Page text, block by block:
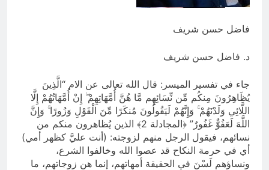
مجلس عزاء حسيني (البصيرة فيفاضل حسن شريف
د. فاضل حسن شريف
جاء في تفسير الميسر: قال الله تعالى عن الام “الَّذِينَ
يُظَاهِرُونَ مِنكُم مِّن نِّسَائِهِم مَّا هُنَّ أُمَّهَاتِهِمْ ۖ إِنْ أُمَّهَاتُهُمْ إِلَّا
اللَّائِي وَلَدْنَهُمْ ۚ وَإِنَّهُمْ لَيَقُولُونَ مُنكَرًا مِّنَ الْقَوْلِ وَزُورًا ۚ وَإِنَّ
اللَّهَ لَعَفُوٌّ غَفُورٌ” ﴿المجادلة 2﴾ الذين يُظاهرون منكم من
نسائهم، فيقول الرجل منهم لزوجته: (أنت عليَّ كظهر أمي)
أي في حرمة النكاح قد عصوا الله وخالفوا الشرع،
ونساؤهم لَسْنَ في الحقيقة أمهاتهم، إنما هن زوجاتهم، ما